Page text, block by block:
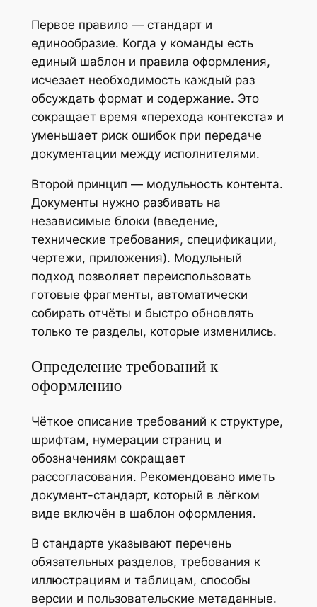
Первое правило — стандарт и
единообразие. Когда у команды есть
единый шаблон и правила оформления,
исчезает необходимость каждый раз
обсуждать формат и содержание. Это
сокращает время «перехода контекста» и
уменьшает риск ошибок при передаче
документации между исполнителями.
Второй принцип — модульность контента.
Документы нужно разбивать на
независимые блоки (введение,
технические требования, спецификации,
чертежи, приложения). Модульный
подход позволяет переиспользовать
готовые фрагменты, автоматически
собирать отчёты и быстро обновлять
только те разделы, которые изменились.
Определение требований к
оформлению
Чёткое описание требований к структуре,
шрифтам, нумерации страниц и
обозначениям сокращает
рассогласования. Рекомендовано иметь
документ-стандарт, который в лёгком
виде включён в шаблон оформления.
В стандарте указывают перечень
обязательных разделов, требования к
иллюстрациям и таблицам, способы
версии и пользовательские метаданные.